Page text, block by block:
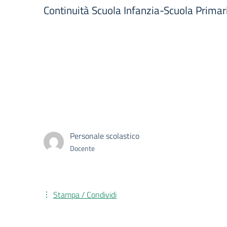
Continuità Scuola Infanzia-Scuola
Personale scolastico
Docente
Stampa / Condividi